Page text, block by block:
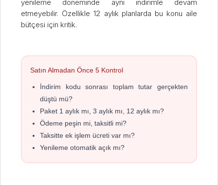
yenileme döneminde aynı indirimle devam
etmeyebilir. Özellikle 12 aylık planlarda bu konu aile
bütçesi için kritik.
Satın Almadan Önce 5 Kontrol
İndirim kodu sonrası toplam tutar gerçekten
düştü mü?
Paket 1 aylık mı, 3 aylık mı, 12 aylık mı?
Ödeme peşin mi, taksitli mi?
Taksitte ek işlem ücreti var mı?
Yenileme otomatik açık mı?